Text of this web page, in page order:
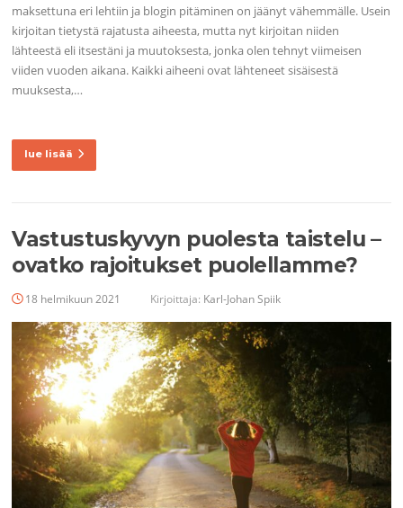
maksettuna eri lehtiin ja blogin pitäminen on jäänyt vähemmälle. Usein
kirjoitan tietystä rajatusta aiheesta, mutta nyt kirjoitan niiden
lähteestä eli itsestäni ja muutoksesta, jonka olen tehnyt viimeisen
viiden vuoden aikana. Kaikki aiheeni ovat lähteneet sisäisestä
muuksesta,…
lue lisää
Vastustuskyvyn puolesta taistelu –
ovatko rajoitukset puolellamme?
18 helmikuun 2021 Kirjoittaja: Karl-Johan Spiik